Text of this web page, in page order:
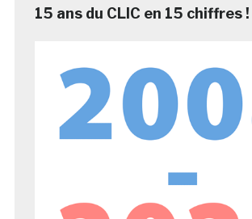
15 ans du CLIC en 15 chiffres !